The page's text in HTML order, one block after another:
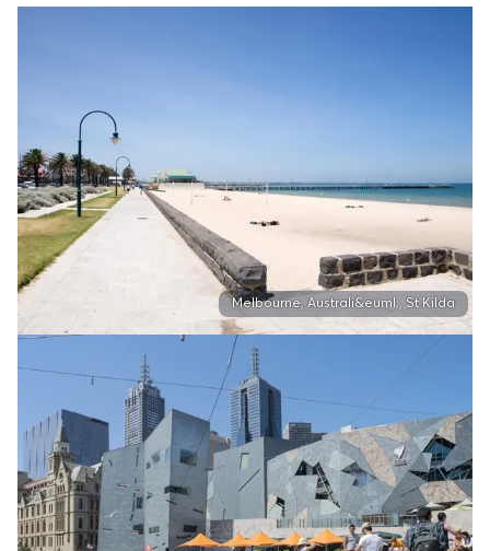
Melbourne, Australi&euml;, St Kilda